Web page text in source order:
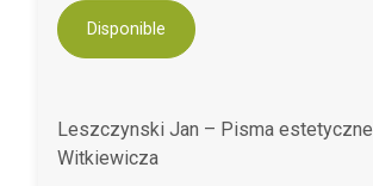
Disponible
Leszczynski Jan – Pisma estetyczne
Witkiewicza